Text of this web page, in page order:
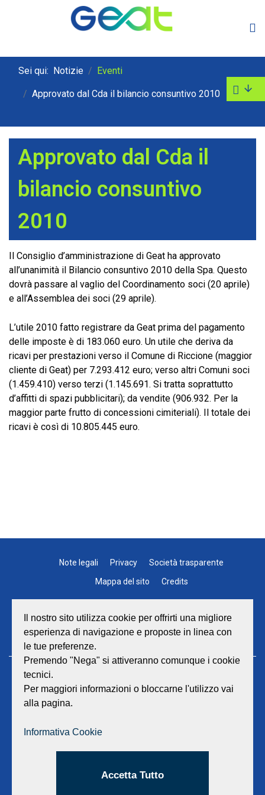
Sei qui: Notizie Eventi
Approvato dal Cda il bilancio consuntivo 2010
Approvato dal Cda il
bilancio consuntivo
2010
Il Consiglio d’amministrazione di Geat ha approvato
all’unanimità il Bilancio consuntivo 2010 della Spa. Questo
dovrà passare al vaglio del Coordinamento soci (20 aprile)
e all’Assemblea dei soci (29 aprile).
L’utile 2010 fatto registrare da Geat prima del pagamento
delle imposte è di 183.060 euro. Un utile che deriva da
ricavi per prestazioni verso il Comune di Riccione (maggior
cliente di Geat) per 7.293.412 euro; verso altri Comuni soci
(1.459.410) verso terzi (1.145.691. Si tratta soprattutto
d’affitti di spazi pubblicitari); da vendite (906.932. Per la
maggior parte frutto di concessioni cimiteriali). Il totale dei
ricavi è così di 10.805.445 euro.
Note legali Privacy
Società trasparente
Mappa del sito
Credits
Sede legale e amministrativa:
Viale Lombardia 17 - 47838 Riccione
Capitale sociale euro 12.233.943,00 I.V.
Fax: 0541 643613
Il nostro sito utilizza cookie per offrirti una migliore
esperienza di navigazione e proposte in linea con
le tue preferenze.
Premendo "Nega" si attiveranno comunque i cookie
tecnici.
Per maggiori informazioni o bloccarne l'utilizzo vai
alla pagina.
Informativa Cookie
Accetta Tutto